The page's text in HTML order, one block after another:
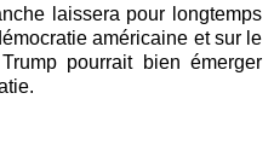
laissera pour longtemps
américaine et sur le
pourrait bien émerger